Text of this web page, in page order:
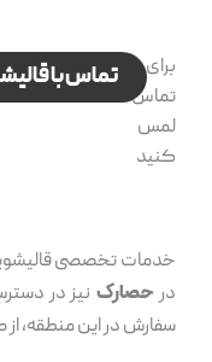
برای
تماس،
لمس
کنید
تماس با
خدمات تخصصی
در حصارک نیز در
سفارش در این منطقه،